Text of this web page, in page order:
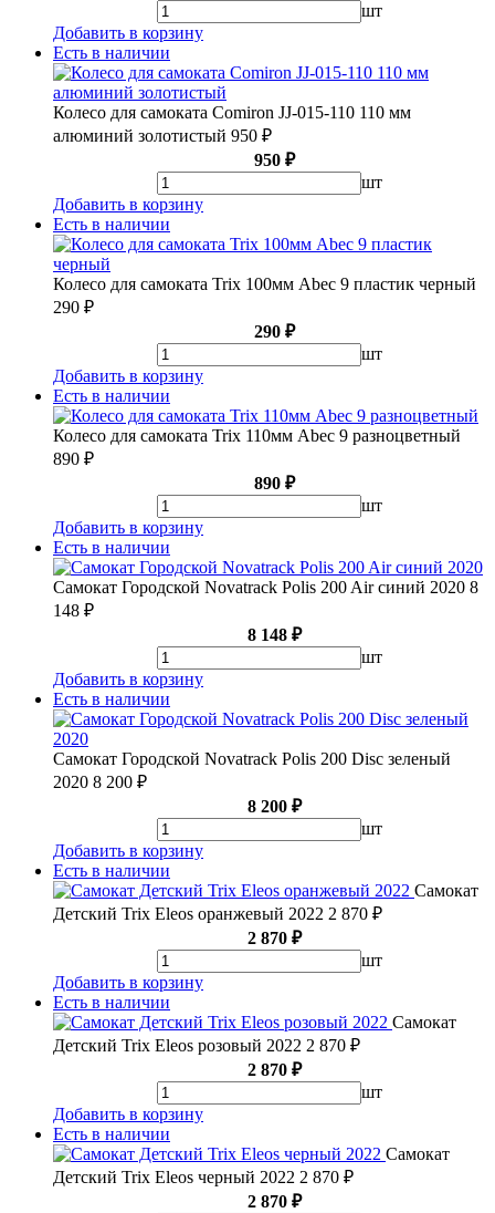
шт
Добавить в корзину
Есть в наличии
Колесо для самоката Comiron JJ-015-110 110 мм
алюминий золотистый 950 ₽
950 ₽
шт
Добавить в корзину
Есть в наличии
Колесо для самоката Trix 100мм Abec 9 пластик черный
290 ₽
290 ₽
шт
Добавить в корзину
Есть в наличии
Колесо для самоката Trix 110мм Abec 9 разноцветный
890 ₽
890 ₽
шт
Добавить в корзину
Есть в наличии
Самокат Городской Novatrack Polis 200 Air синий 2020 8
148 ₽
8 148 ₽
шт
Добавить в корзину
Есть в наличии
Самокат Городской Novatrack Polis 200 Disc зеленый
2020 8 200 ₽
8 200 ₽
шт
Добавить в корзину
Есть в наличии
Самокат
Детский Trix Eleos оранжевый 2022 2 870 ₽
2 870 ₽
шт
Добавить в корзину
Есть в наличии
Самокат
Детский Trix Eleos розовый 2022 2 870 ₽
2 870 ₽
шт
Добавить в корзину
Есть в наличии
Самокат
Детский Trix Eleos черный 2022 2 870 ₽
2 870 ₽